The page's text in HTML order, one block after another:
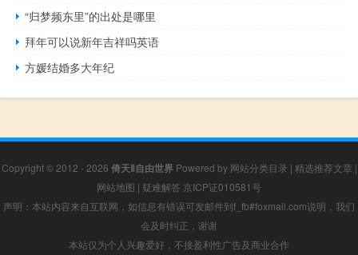
“归梦频东里”的出处是哪里
拜年可以说新年吉祥吗英语
方媛结婚多大年纪
Copyright © 2012 - 2026 倚天Ⅱ自由世界Powered by 网站分类目录 | 精选推荐文章 |
网站地图 | 疑难解答 京ICP证010581号
声明：本站内容来自互联网，如信息有错误可发邮件到f_fb#foxmail.com说明，我们
会及时纠正，谢谢
本站仅为个人兴趣爱好，不接盈利性广告及商业合作